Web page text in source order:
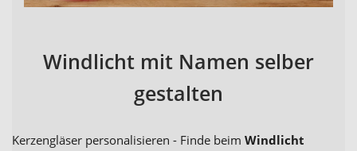
Windlicht mit Namen selber
gestalten
Kerzengläser personalisieren - Finde beim Windlicht